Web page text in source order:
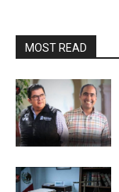
MOST READ